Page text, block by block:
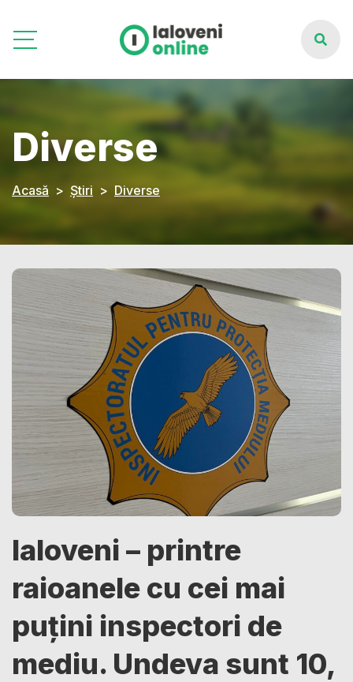
Diverse
Acasă Știri Diverse
Ialoveni – printre
raioanele cu cei mai
puțini inspectori de
mediu. Undeva sunt 10,